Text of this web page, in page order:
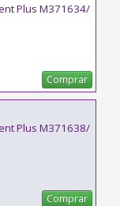
Plus M371634/
Comprar
Plus M371638/
Comprar